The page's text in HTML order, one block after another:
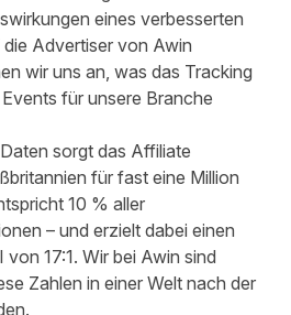
eines verbesserten
Advertiser von Awin
wir uns an, was das Tracking
für unsere Branche
sorgt das Affiliate
für fast eine Million
10 % aller
– und erzielt dabei einen
17:1. Wir bei Awin sind
Zahlen in einer Welt nach der